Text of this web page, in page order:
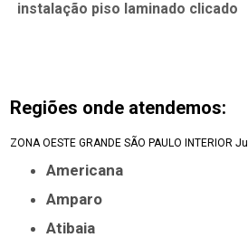
instalação piso laminado clicado
Regiões onde atendemos:
ZONA OESTE GRANDE SÃO PAULO INTERIOR
Americana
Amparo
Atibaia